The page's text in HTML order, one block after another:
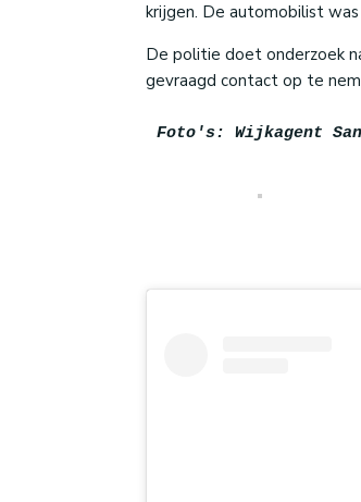
krijgen. De automobilist
De politie doet onderzoek
gevraagd contact op te